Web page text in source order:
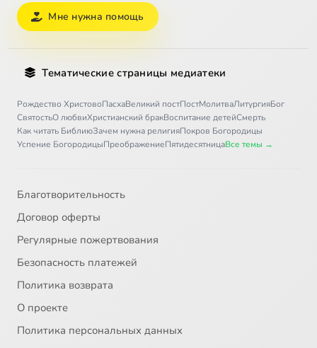
Мне нужна помощь
Тематические страницы медиатеки
Рождество ХристовоПасхаВеликий постПостМолитваЛитургияБог
СвятостьО любвиХристианский бракВоспитание детейСмерть
Как читать БиблиюЗачем нужна религияПокров Богородицы
Успение БогородицыПреображениеПятидесятницаВсе темы →
Благотворительность
Договор оферты
Регулярные пожертвования
Безопасность платежей
Политика возврата
О проекте
Политика персональных данных